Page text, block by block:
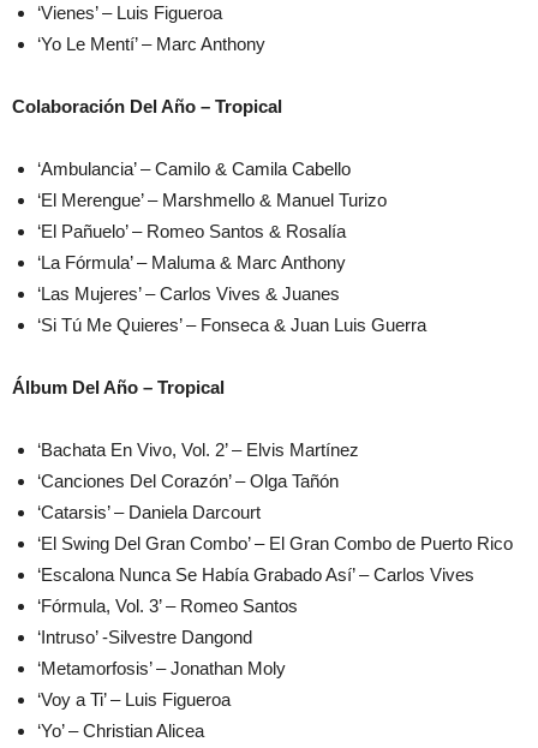
‘Vienes’ – Luis Figueroa
‘Yo Le Mentí’ – Marc Anthony
Colaboración Del Año – Tropical
‘Ambulancia’ – Camilo & Camila Cabello
‘El Merengue’ – Marshmello & Manuel Turizo
‘El Pañuelo’ – Romeo Santos & Rosalía
‘La Fórmula’ – Maluma & Marc Anthony
‘Las Mujeres’ – Carlos Vives & Juanes
‘Si Tú Me Quieres’ – Fonseca & Juan Luis Guerra
Álbum Del Año – Tropical
‘Bachata En Vivo, Vol. 2’ – Elvis Martínez
‘Canciones Del Corazón’ – Olga Tañón
‘Catarsis’ – Daniela Darcourt
‘El Swing Del Gran Combo’ – El Gran Combo de Puerto Rico
‘Escalona Nunca Se Había Grabado Así’ – Carlos Vives
‘Fórmula, Vol. 3’ – Romeo Santos
‘Intruso’ -Silvestre Dangond
‘Metamorfosis’ – Jonathan Moly
‘Voy a Ti’ – Luis Figueroa
‘Yo’ – Christian Alicea